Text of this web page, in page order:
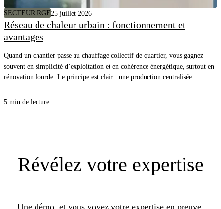
SECTEUR RGE25 juillet 2026
Réseau de chaleur urbain : fonctionnement et
avantages
Quand un chantier passe au chauffage collectif de quartier, vous gagnez
souvent en simplicité d’exploitation et en cohérence énergétique, surtout en
rénovation lourde. Le principe est clair : une production centralisée
stations et l’équilibrage. Pour vos clients, c’est une facture plus stable et
5 min de lecture
Révélez votre expertise
Une démo, et vous voyez votre expertise en preuve.